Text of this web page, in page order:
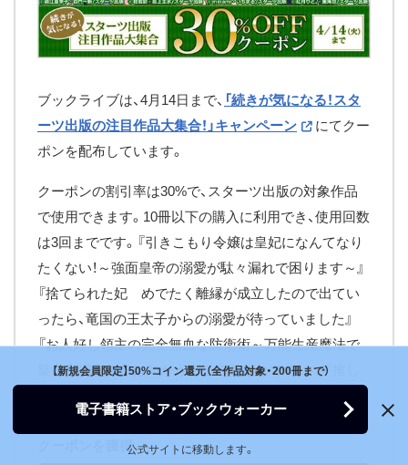
ブックライブは、4月14日まで、 「続きが気になる！スタ
ーツ出版の注目作品大集合！」キャンペーン
にてクー
ポンを配布しています。
クーポンの割引率は30%で、スターツ出版の対象作品
で使用できます。10冊以下の購入に利用でき、使用回数
は3回までです。『引きこもり令嬢は皇妃になんてなり
たくない！～強面皇帝の溺愛が駄々漏れで困ります～』
『捨てられた妃 めでたく離縁が成立したので出てい
ったら、竜国の王太子からの溺愛が待っていました』
『お人好し領主の完全無血な防衛術～万能生産魔法で
築いた城塞都市は向かうところ敵なしです！～』『推し
クーポンを獲得
【新規会員限定】50%コイン還元（全作品対象・200冊まで）
電子書籍ストア・ブックウォーカー
公式サイトに移動します。